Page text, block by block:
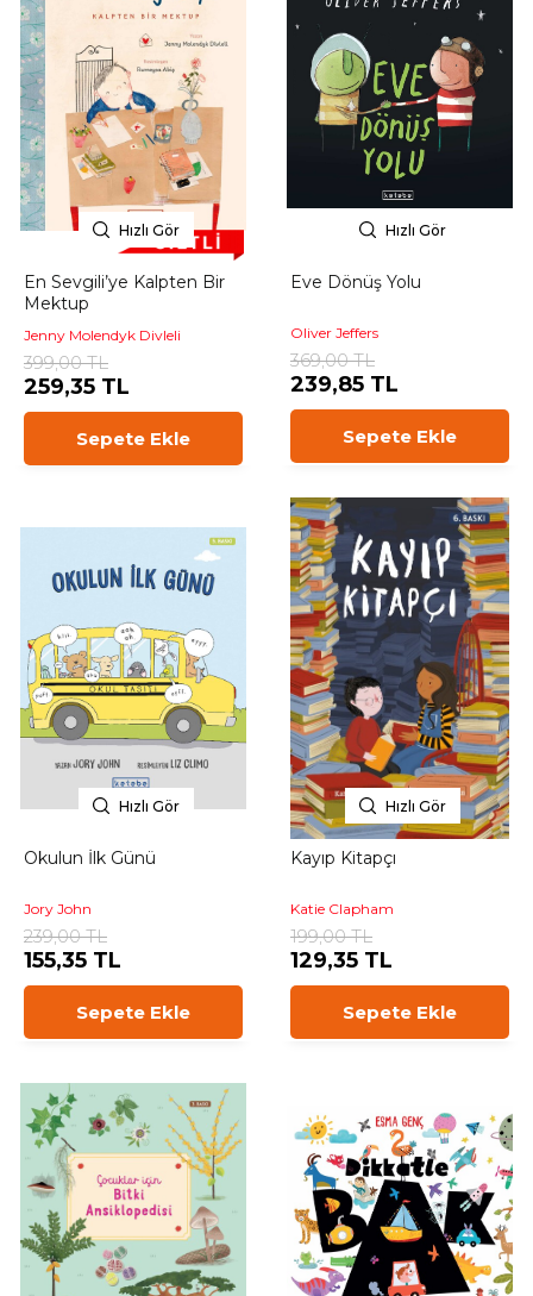
Hızlı Gör
En Sevgili’ye Kalpten Bir
Mektup
Jenny Molendyk Divleli
399,00 TL
259,35 TL
Sepete Ekle
Hızlı Gör
Eve Dönüş Yolu
Oliver Jeffers
369,00 TL
239,85 TL
Sepete Ekle
Hızlı Gör
Okulun İlk Günü
Jory John
239,00 TL
155,35 TL
Sepete Ekle
Hızlı Gör
Kayıp Kitapçı
Katie Clapham
199,00 TL
129,35 TL
Sepete Ekle